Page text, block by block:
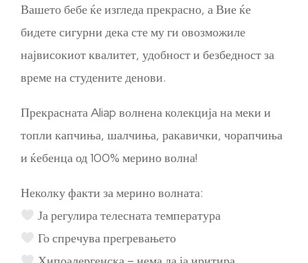
Вашето бебе ќе изгледа прекрасно, а Вие ќе
бидете сигурни дека сте му ги овозможиле
највисокиот квалитет, удобност и безбедност за
време на студените денови.
Прекрасната Aliap волнена колекција на меки и
топли капчиња, шалчиња, ракавички, чорапчиња
и ќебенца од 100% мерино волна!
Неколку факти за мерино волната:
Ја регулира телесната температура
Го спречува прегревањето